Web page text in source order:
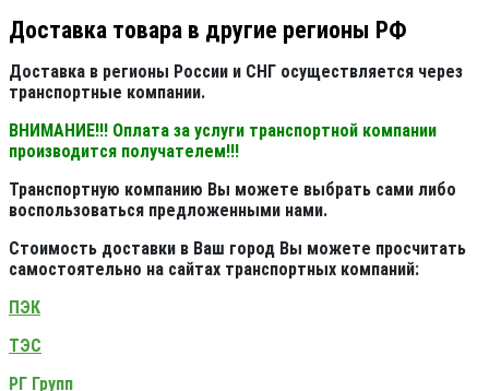
Доставка товара в другие регионы РФ
Доставка в регионы России и СНГ осуществляется через
транспортные компании.
ВНИМАНИЕ!!! Оплата за услуги транспортной компании
производится получателем!!!
Транспортную компанию Вы можете выбрать сами либо
воспользоваться предложенными нами.
Стоимость доставки в Ваш город Вы можете просчитать
самостоятельно на сайтах транспортных компаний:
ПЭК
ТЭС
РГ Групп